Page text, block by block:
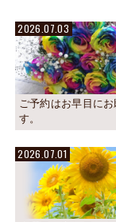
2026.07.03
ご予約はお早目にお
す。
2026.07.01